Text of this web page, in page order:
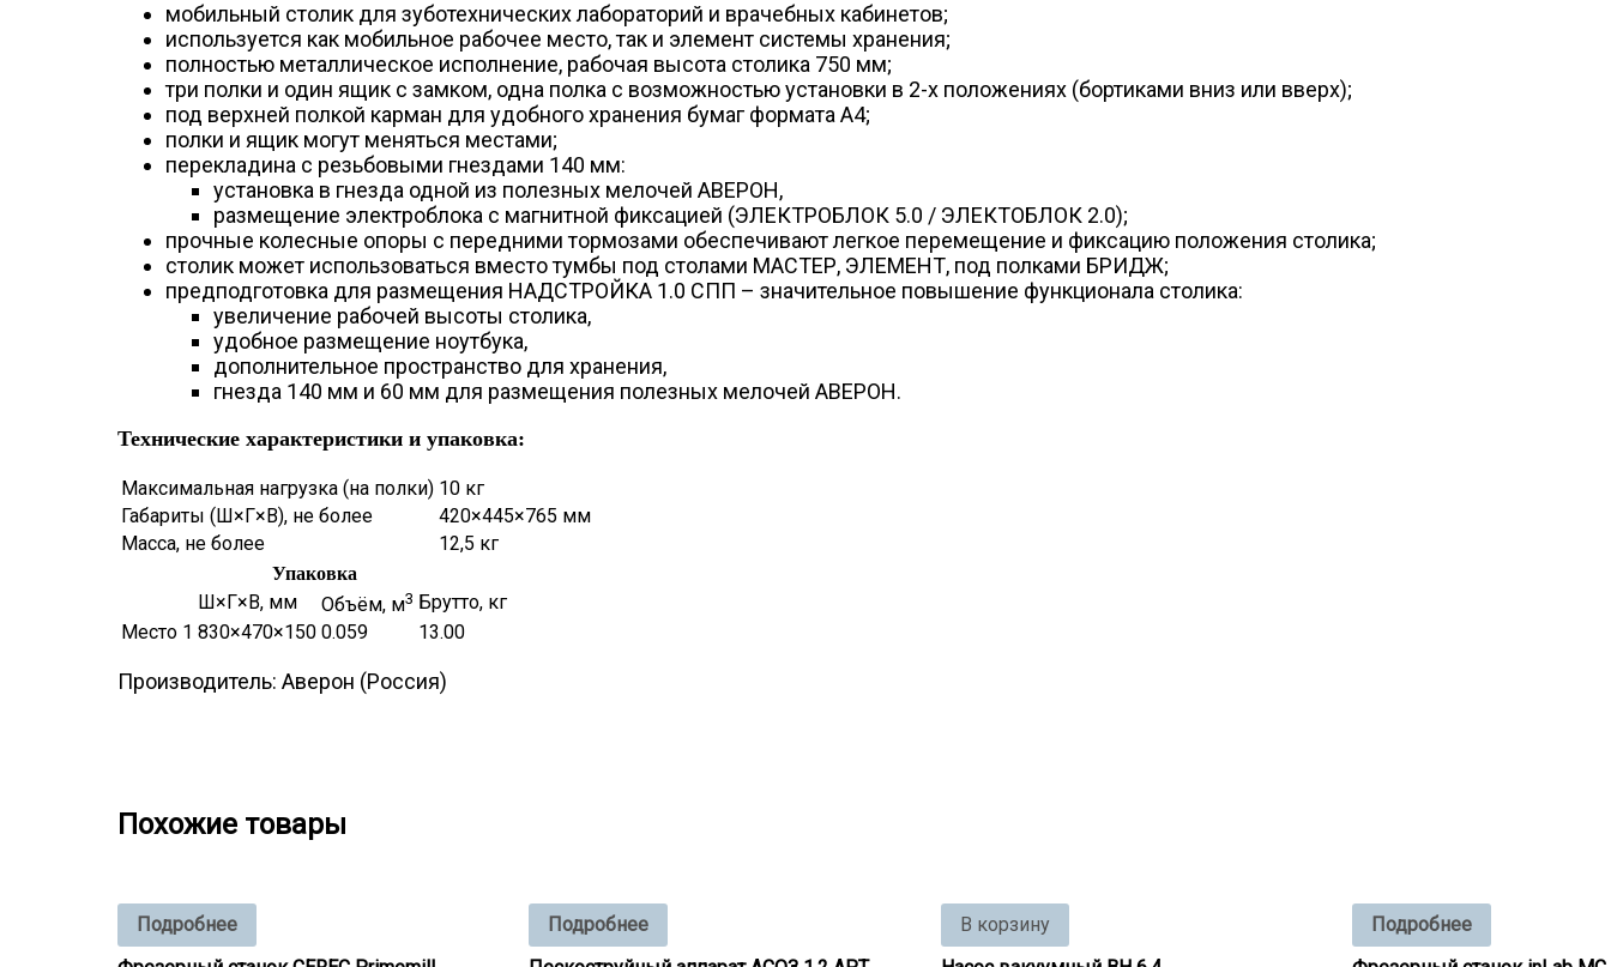
мобильный столик для зуботехнических лабораторий и врачебных кабинетов;
используется как мобильное рабочее место, так и элемент системы хранения;
полностью металлическое исполнение, рабочая высота столика 750 мм;
три полки и один ящик с замком, одна полка с возможностью установки в 2-х положениях (бортиками вниз или вверх);
под верхней полкой карман для удобного хранения бумаг формата А4;
полки и ящик могут меняться местами;
перекладина с резьбовыми гнездами 140 мм:
установка в гнезда одной из полезных мелочей АВЕРОН,
размещение электроблока с магнитной фиксацией (ЭЛЕКТРОБЛОК 5.0 / ЭЛЕКТОБЛОК 2.0);
прочные колесные опоры с передними тормозами обеспечивают легкое перемещение и фиксацию положения столика;
столик может использоваться вместо тумбы под столами МАСТЕР, ЭЛЕМЕНТ, под полками БРИДЖ;
предподготовка для размещения НАДСТРОЙКА 1.0 СПП – значительное повышение функционала столика:
увеличение рабочей высоты столика,
удобное размещение ноутбука,
дополнительное пространство для хранения,
гнезда 140 мм и 60 мм для размещения полезных мелочей АВЕРОН.
Технические характериcтики и упаковка:
Максимальная нагрузка (на полки) 10 кг
Габариты (Ш×Г×В), не более
420×445×765 мм
Масса, не более
12,5 кг
Упаковка
Ш×Г×В, мм Объём, м3 Брутто, кг
Место 1 830×470×150 0.059 13.00
Производитель: Аверон (Россия)
Похожие товары
Подробнее
Подробнее
В корзину
Подробнее